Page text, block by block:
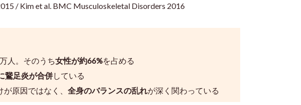
/ Kim et al. BMC Musculoskeletal Disorders 2016
人。そのうち女性が約66%を占める
鵞足炎が合併している
原因ではなく、 全身のバランスの乱れが深く関わっている